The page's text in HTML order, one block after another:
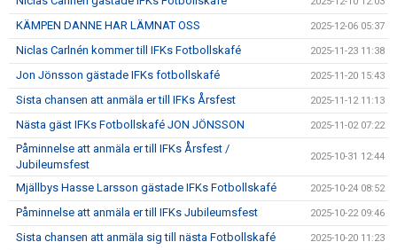
KÄMPEN DANNE HAR LÄMNAT OSS 2025-12-06 05:37
Niclas Carlnén kommer till IFKs Fotbollskafé 2025-11-23 11:38
Jon Jönsson gästade IFKs fotbollskafé 2025-11-20 15:43
Sista chansen att anmäla er till IFKs Årsfest 2025-11-12 11:13
Nästa gäst IFKs Fotbollskafé JON JÖNSSON 2025-11-02 07:22
Påminnelse att anmäla er till IFKs Årsfest /
Jubileumsfest
2025-10-31 12:44
Mjällbys Hasse Larsson gästade IFKs Fotbollskafé 2025-10-24 08:52
Påminnelse att anmäla er till IFKs Jubileumsfest 2025-10-22 09:46
Sista chansen att anmäla sig till nästa Fotbollskafé 2025-10-20 11:23